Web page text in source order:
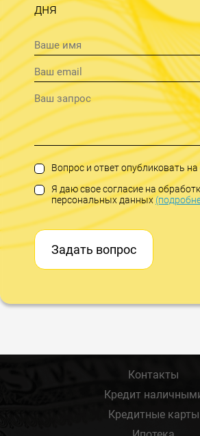
дня
Вопрос и ответ опубликовать на
Я даю свое согласие на
персональных данных
Задать вопрос
Контакты
Кредит
Кредитные карты